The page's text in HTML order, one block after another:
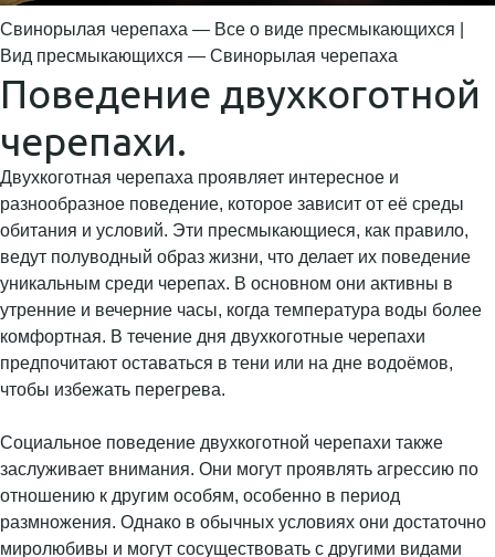
Свинорылая черепаха — Все о виде пресмыкающихся |
Вид пресмыкающихся — Свинорылая черепаха
Поведение двухкоготной
черепахи.
Двухкоготная черепаха проявляет интересное и
разнообразное поведение, которое зависит от её среды
обитания и условий. Эти пресмыкающиеся, как правило,
ведут полуводный образ жизни, что делает их поведение
уникальным среди черепах. В основном они активны в
утренние и вечерние часы, когда температура воды более
комфортная. В течение дня двухкоготные черепахи
предпочитают оставаться в тени или на дне водоёмов,
чтобы избежать перегрева.
Социальное поведение двухкоготной черепахи также
заслуживает внимания. Они могут проявлять агрессию по
отношению к другим особям, особенно в период
размножения. Однако в обычных условиях они достаточно
миролюбивы и могут сосуществовать с другими видами